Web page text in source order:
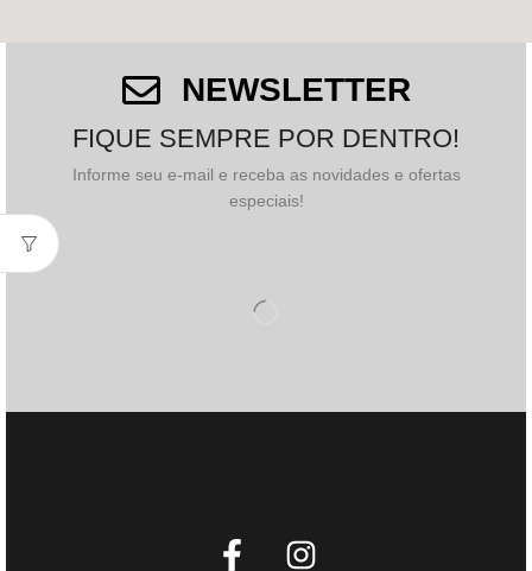
NEWSLETTER
FIQUE SEMPRE POR DENTRO!
Informe seu e-mail e receba as novidades e ofertas
especiais!